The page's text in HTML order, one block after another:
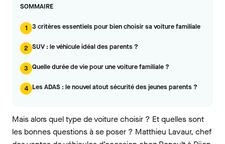
SOMMAIRE
1 3 critères essentiels pour bien choisir sa voiture familiale
2 SUV : le véhicule idéal des parents ?
3 Quelle durée de vie pour une voiture familiale ?
4 Les ADAS : le nouvel atout sécurité des jeunes parents ?
Mais alors quel type de voiture choisir ? Et quelles sont
les bonnes questions à se poser ? Matthieu Lavaur, chef